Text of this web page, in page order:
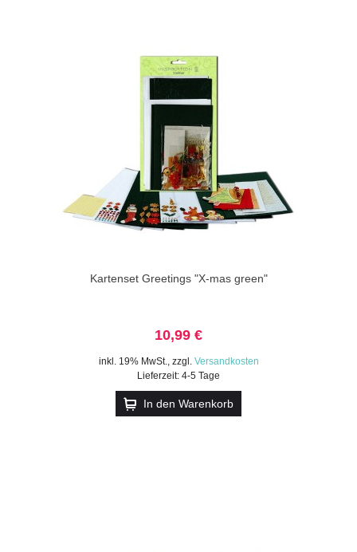
Kartenset Greetings "X-mas green"
10,99 €
inkl. 19% MwSt., zzgl. Versandkosten
Lieferzeit: 4-5 Tage
In den Warenkorb